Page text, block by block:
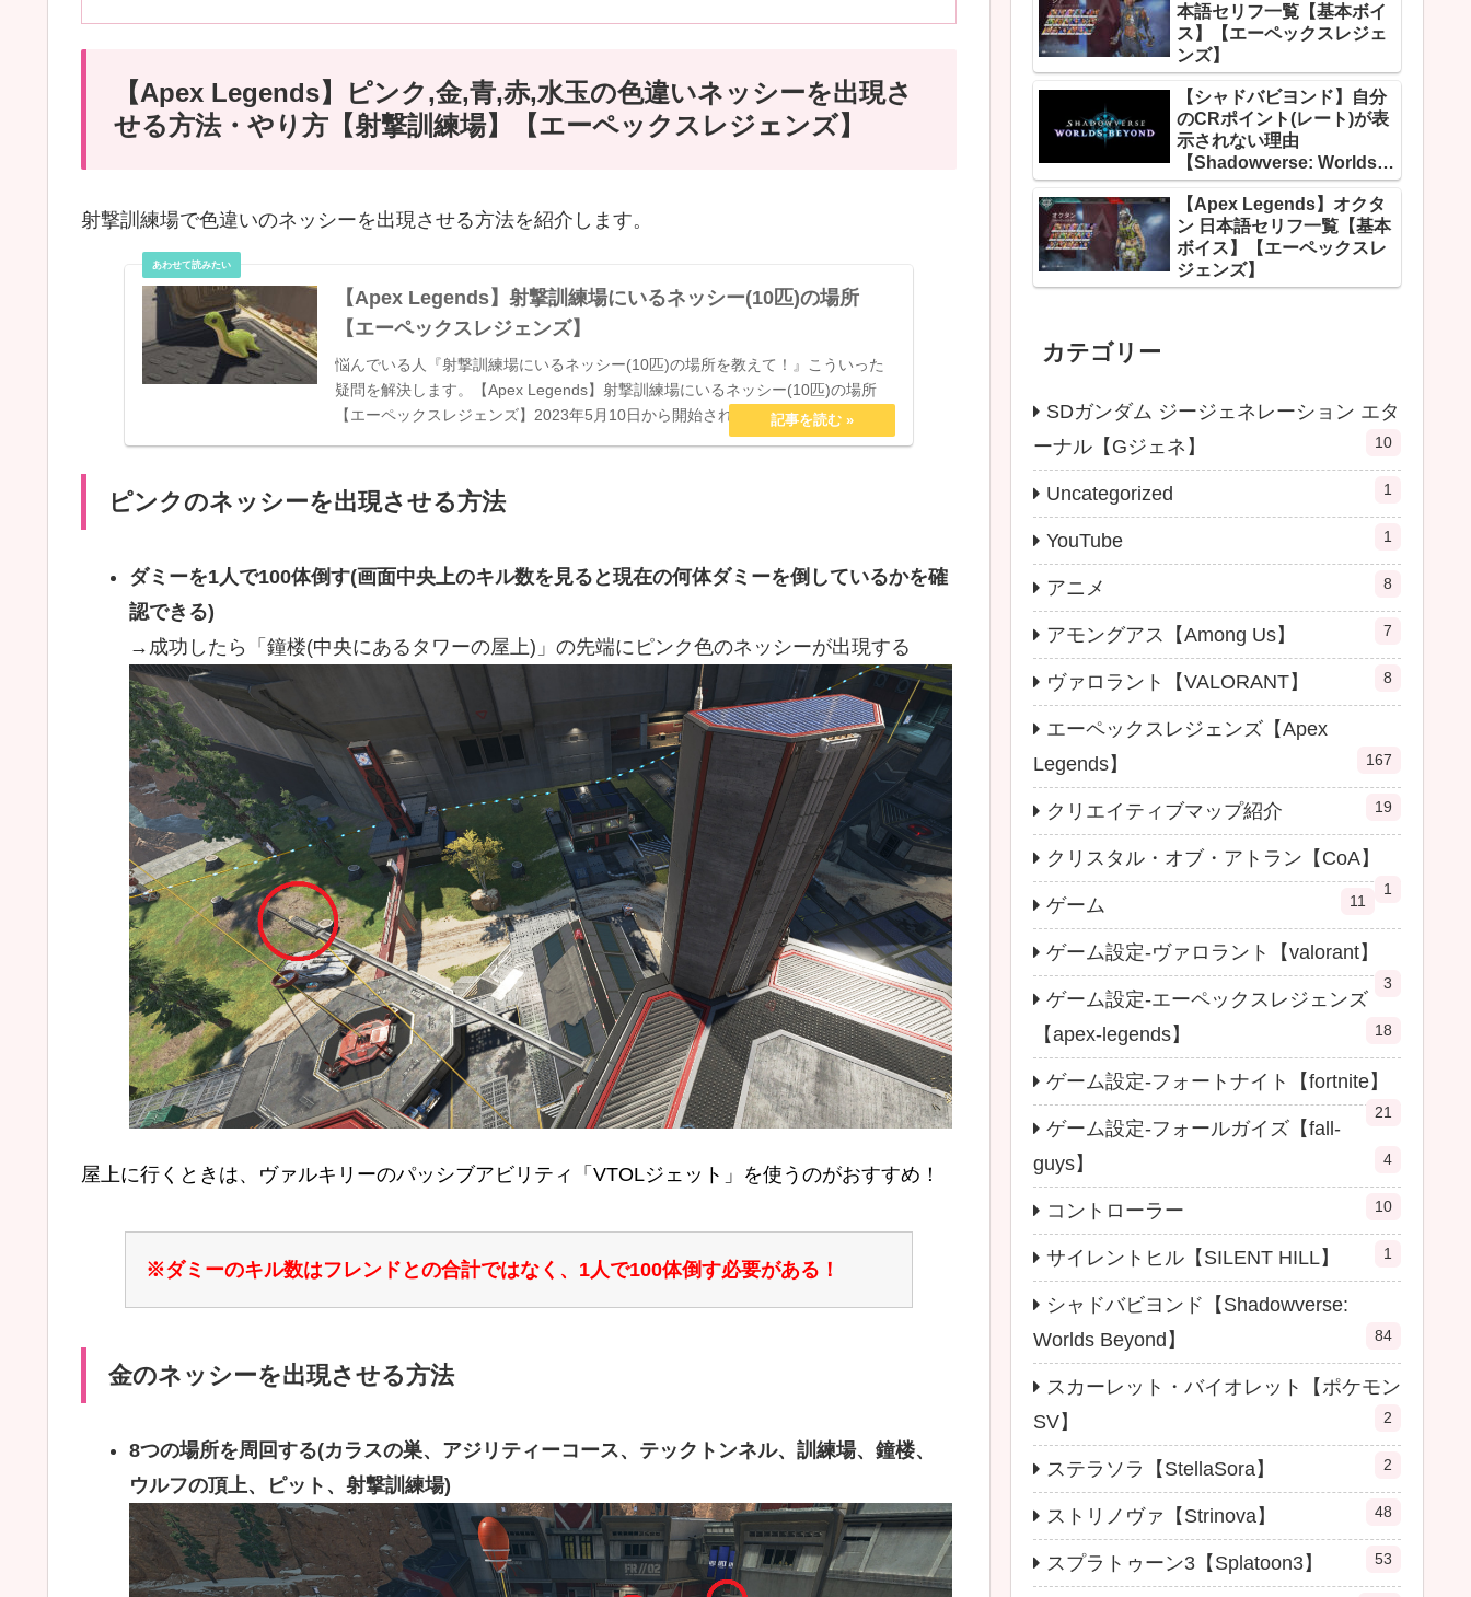
【Apex Legends】ピンク,金,青,赤,水玉の色違いネッシーを出現さ
せる方法・やり方【射撃訓練場】【エーペックスレジェンズ】
射撃訓練場で色違いのネッシーを出現させる方法を紹介します。
【Apex Legends】射撃訓練場にいるネッシー(10匹)の場所
【エーペックスレジェンズ】
悩んでいる人『射撃訓練場にいるネッシー(10匹)の場所を教えて！』こういった
疑問を解決します。【Apex Legends】射撃訓練場にいるネッシー(10匹)の場所
【エーペックスレジェンズ】2023年5月10日から開始されたシーズン17(アー...
ピンクのネッシーを出現させる方法
ダミーを1人で100体倒す(画面中央上のキル数を見ると現在の何体ダミーを倒しているかを確
認できる)
→成功したら「鐘楼(中央にあるタワーの屋上)」の先端にピンク色のネッシーが出現する
屋上に行くときは、ヴァルキリーのパッシブアビリティ「VTOLジェット」を使うのがおすすめ！
※ダミーのキル数はフレンドとの合計ではなく、1人で100体倒す必要がある！
金のネッシーを出現させる方法
8つの場所を周回する(カラスの巣、アジリティーコース、テックトンネル、訓練場、鐘楼、
ウルフの頂上、ピット、射撃訓練場)
本語セリフ一覧【基本ボイ
ス】【エーペックスレジェ
ンズ】
【シャドバビヨンド】自分
のCRポイント(レート)が表
示されない理由
【Shadowverse: Worlds
Beyond】
【Apex Legends】オクタ
ン 日本語セリフ一覧【基本
ボイス】【エーペックスレ
ジェンズ】
カテゴリー
SDガンダム ジージェネレーション エタ
ーナル【Gジェネ】
10
Uncategorized 1
YouTube 1
アニメ 8
アモングアス【Among Us】 7
ヴァロラント【VALORANT】 8
エーペックスレジェンズ【Apex
Legends】
167
クリエイティブマップ紹介 19
クリスタル・オブ・アトラン【CoA】
1
ゲーム 11
ゲーム設定-ヴァロラント【valorant】
3
ゲーム設定-エーペックスレジェンズ
【apex-legends】
18
ゲーム設定-フォートナイト【fortnite】
21
ゲーム設定-フォールガイズ【fall-
guys】
4
コントローラー 10
サイレントヒル【SILENT HILL】 1
シャドバビヨンド【Shadowverse:
Worlds Beyond】
84
スカーレット・バイオレット【ポケモン
SV】
2
ステラソラ【StellaSora】 2
ストリノヴァ【Strinova】 48
スプラトゥーン3【Splatoon3】 53